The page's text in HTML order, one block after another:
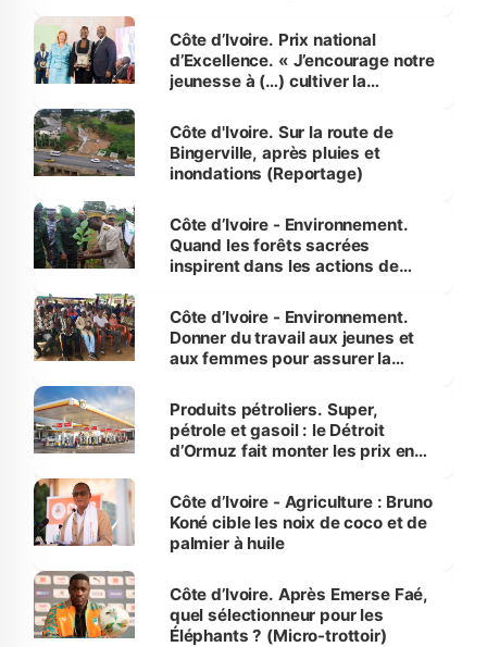
Côte d’Ivoire. Prix national
d’Excellence. « J’encourage notre
jeunesse à (…) cultiver la
(Alassane Ouattara
Côte d'Ivoire. Sur la route de
Bingerville, après pluies et
inondations (Reportage)
Côte d’Ivoire - Environnement.
Quand les forêts sacrées
inspirent dans les actions de
Côte d’Ivoire - Environnement.
Donner du travail aux jeunes et
aux femmes pour assurer la
menacées
Produits pétroliers. Super,
pétrole et gasoil : le Détroit
d’Ormuz fait monter les prix en
Côte d’Ivoire - Agriculture : Bruno
Koné cible les noix de coco et de
palmier à huile
Côte d’Ivoire. Après Emerse Faé,
quel sélectionneur pour les
Éléphants ? (Micro-trottoir)